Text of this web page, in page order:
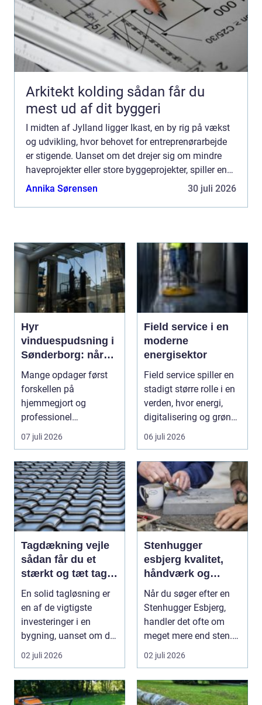
Arkitekt kolding sådan får du
mest ud af dit byggeri
I midten af Jylland ligger Ikast, en by rig på vækst
og udvikling, hvor behovet for entreprenørarbejde
er stigende. Uanset om det drejer sig om mindre
haveprojekter eller store byggeprojekter, spiller en
dygtig entreprenør e...
Annika Sørensen 30 juli 2026
Hyr
vinduespudsning i
Sønderborg: når
det skal være nemt
Mange opdager først
forskellen på
hjemmegjort og
professionel
vinduespudsning, nå...
07 juli 2026
Field service i en
moderne
energisektor
Field service spiller en
stadigt større rolle i en
verden, hvor energi,
digitalisering og grøn
omsti...
06 juli 2026
Tagdækning vejle
sådan får du et
stærkt og tæt tag i
mange år
En solid tagløsning er
en af de vigtigste
investeringer i en
bygning, uanset om der
er tale om bolig...
02 juli 2026
Stenhugger
esbjerg kvalitet,
håndværk og
personlige
løsninger
Når du søger efter en
Stenhugger Esbjerg,
handler det ofte om
meget mere end sten.
Det handler om at...
02 juli 2026